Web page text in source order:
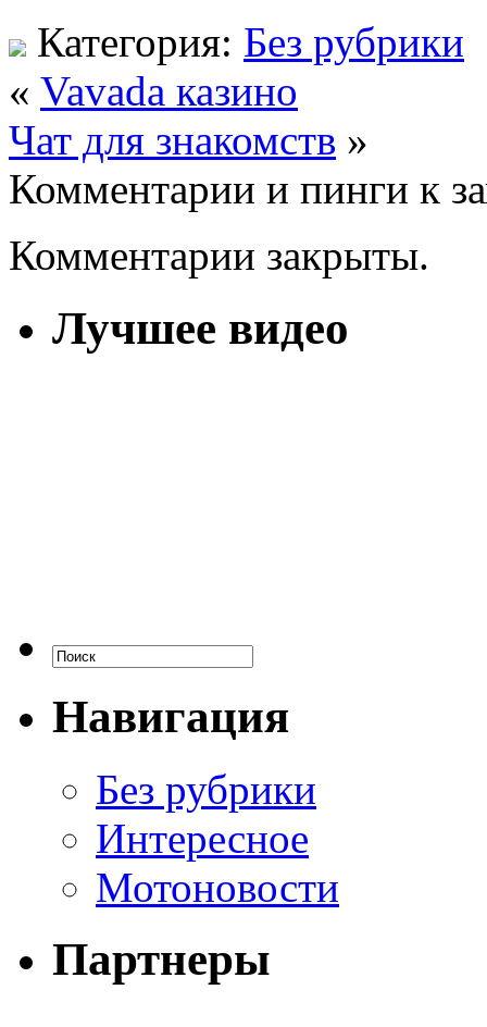
Категория: Без рубрики
« Vavada казино
Чат для знакомств »
Комментарии и пинги к
Комментарии закрыты.
Лучшее видео
Навигация
Без рубрики
Интересное
Мотоновости
Партнеры